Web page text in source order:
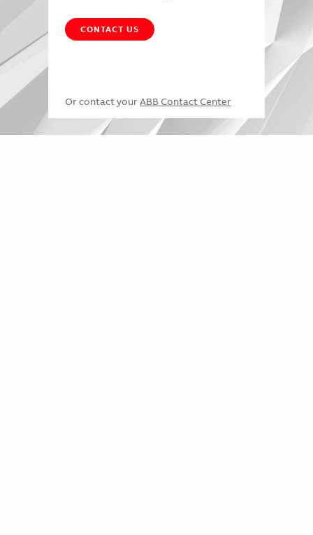
CONTACT US
Or contact your ABB Contact Center